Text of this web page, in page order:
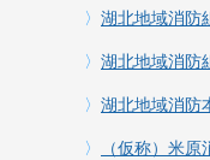
〉 湖北地域消防
〉 湖北地域消防
〉 湖北地域消防
〉 （仮称）米